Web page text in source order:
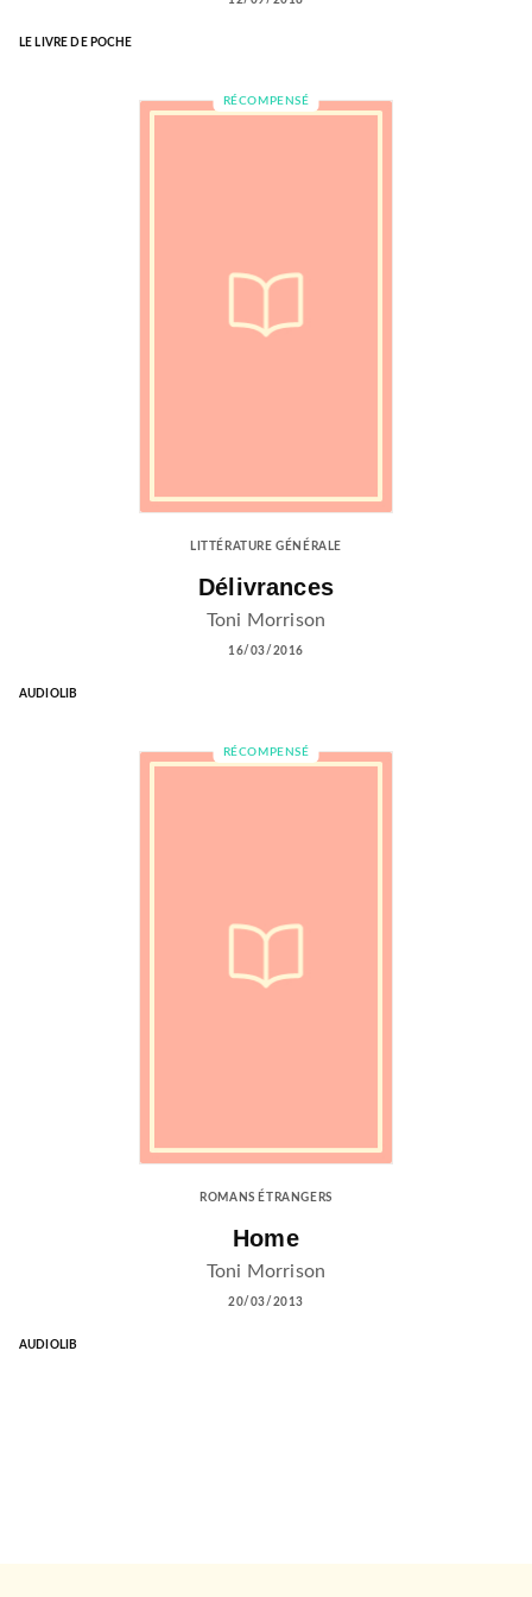
LE LIVRE DE POCHE
RÉCOMPENSÉ
LITTÉRATURE GÉNÉRALE
Délivrances
Toni Morrison
16/03/2016
AUDIOLIB
RÉCOMPENSÉ
ROMANS ÉTRANGERS
Home
Toni Morrison
20/03/2013
AUDIOLIB